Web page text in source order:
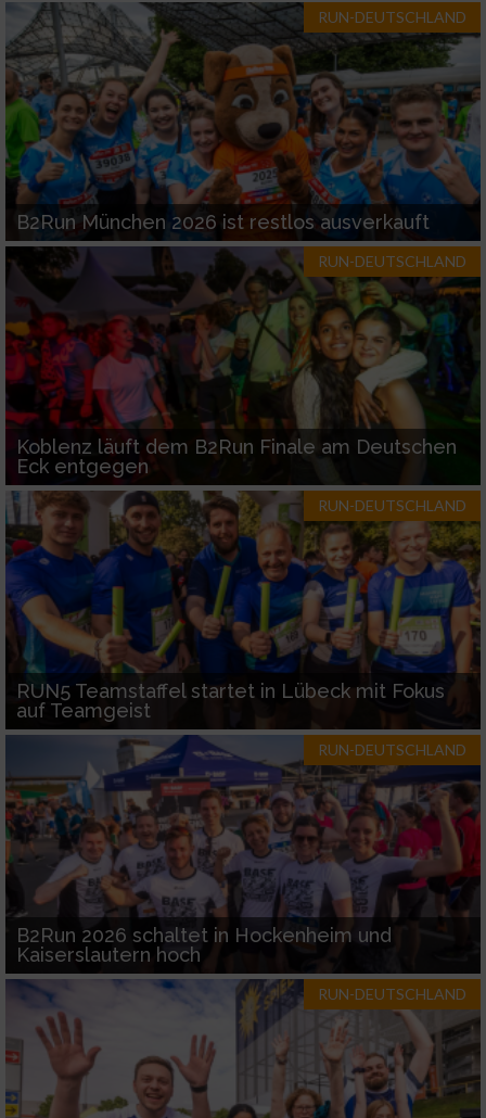
RUN-DEUTSCHLAND
B2Run München 2026 ist restlos ausverkauft
RUN-DEUTSCHLAND
Koblenz läuft dem B2Run Finale am Deutschen
Eck entgegen
RUN-DEUTSCHLAND
RUN5 Teamstaffel startet in Lübeck mit Fokus
auf Teamgeist
RUN-DEUTSCHLAND
B2Run 2026 schaltet in Hockenheim und
Kaiserslautern hoch
RUN-DEUTSCHLAND